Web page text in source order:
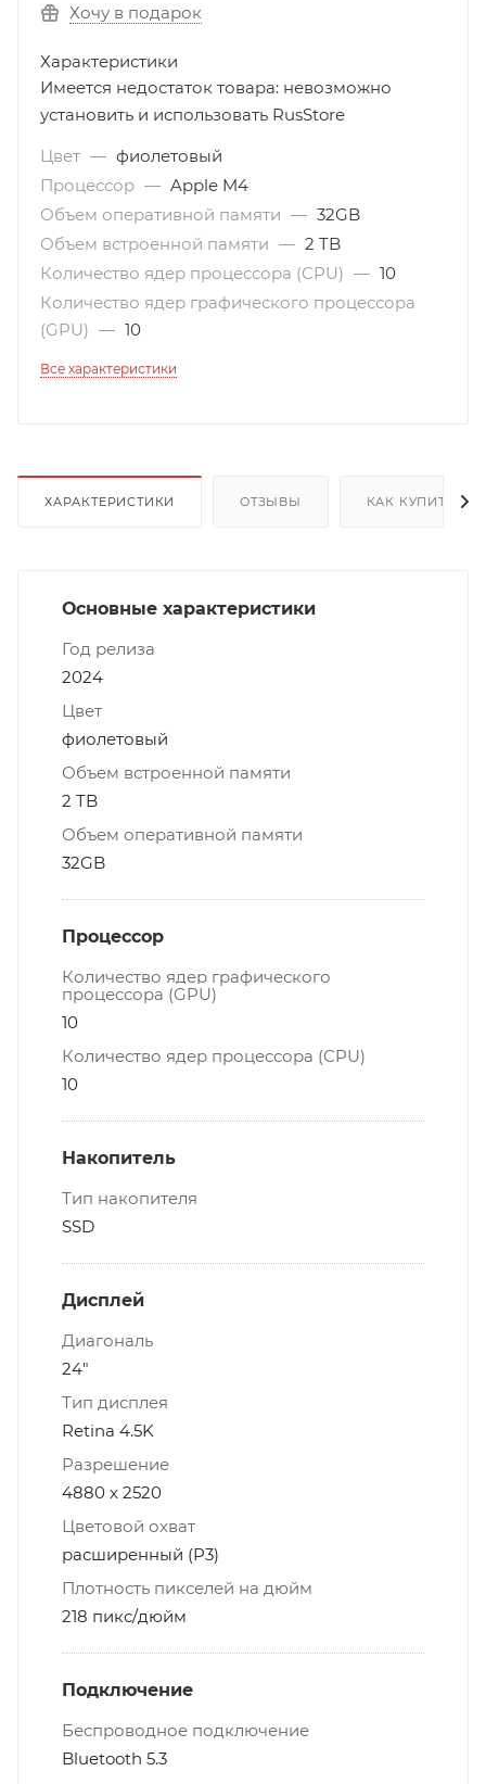
Хочу в подарок
Характеристики
Имеется недостаток товара: невозможно
установить и использовать RusStore
Цвет — фиолетовый
Процессор — Apple M4
Объем оперативной памяти — 32GB
Объем встроенной памяти — 2 TB
Количество ядер процессора (CPU) — 10
Количество ядер графического процессора
(GPU) — 10
Все характеристики
ХАРАКТЕРИСТИКИ ОТЗЫВЫ КАК КУПИТЬ
Основные характеристики
Год релиза
2024
Цвет
фиолетовый
Объем встроенной памяти
2 TB
Объем оперативной памяти
32GB
Процессор
Количество ядер графического
процессора (GPU)
10
Количество ядер процессора (CPU)
10
Накопитель
Тип накопителя
SSD
Дисплей
Диагональ
24"
Тип дисплея
Retina 4.5K
Разрешение
4880 x 2520
Цветовой охват
расширенный (P3)
Плотность пикселей на дюйм
218 пикс/дюйм
Подключение
Беспроводное подключение
Bluetooth 5.3